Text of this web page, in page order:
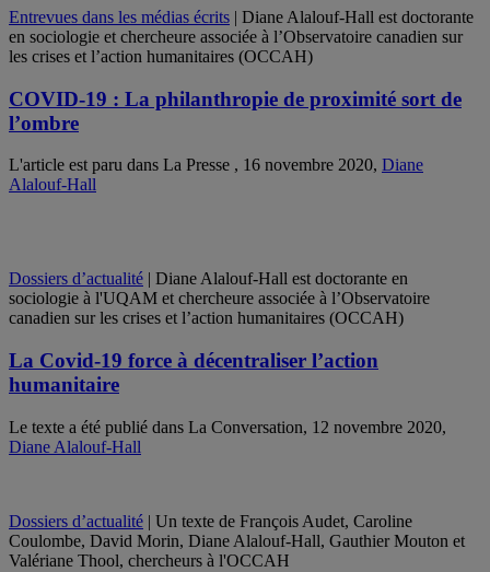
Entrevues dans les médias écrits | Diane Alalouf-Hall est doctorante
en sociologie et chercheure associée à l’Observatoire canadien sur
les crises et l’action humanitaires (OCCAH)
COVID-19 : La philanthropie de proximité sort de
l’ombre
L'article est paru dans La Presse , 16 novembre 2020, Diane
Alalouf-Hall
Dossiers d’actualité | Diane Alalouf-Hall est doctorante en
sociologie à l'UQAM et chercheure associée à l’Observatoire
canadien sur les crises et l’action humanitaires (OCCAH)
La Covid-19 force à décentraliser l’action
humanitaire
Le texte a été publié dans La Conversation, 12 novembre 2020,
Diane Alalouf-Hall
Dossiers d’actualité | Un texte de François Audet, Caroline
Coulombe, David Morin, Diane Alalouf-Hall, Gauthier Mouton et
Valériane Thool, chercheurs à l'OCCAH